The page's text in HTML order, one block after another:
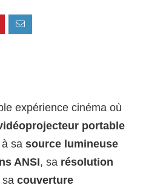
expérience cinéma où
portable
sa source lumineuse
ANSI, sa résolution
sa couverture